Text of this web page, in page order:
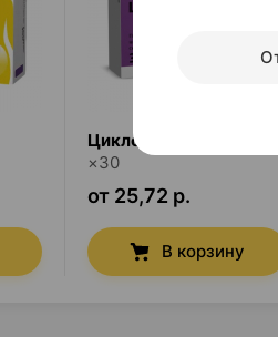
Циклодинон
×30
от 25,72 р.
В корзину